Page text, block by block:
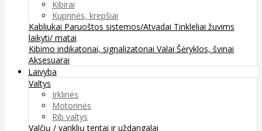
Kibirai
Kuprinės, krepšiai
Kabliukai Paruoštos sistemos/Atvadai Tinkleliai žuvims
laikyti/ matai
Kibimo indikatoriai, signalizatoriai Valai Šėryklos, švinai
Aksesuarai
Laivyba
Valtys
Irklinės
Motorinės
Rib valtys
Valčių / variklių tentai ir uždangalai